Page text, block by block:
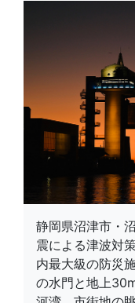
静岡県沼津市・
震による津波対
内最大級の防災
の水門と地上